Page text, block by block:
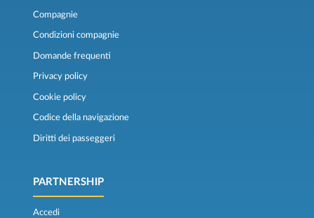
Compagnie
Condizioni compagnie
Domande frequenti
Privacy policy
Cookie policy
Codice della navigazione
Diritti dei passeggeri
PARTNERSHIP
Accedi